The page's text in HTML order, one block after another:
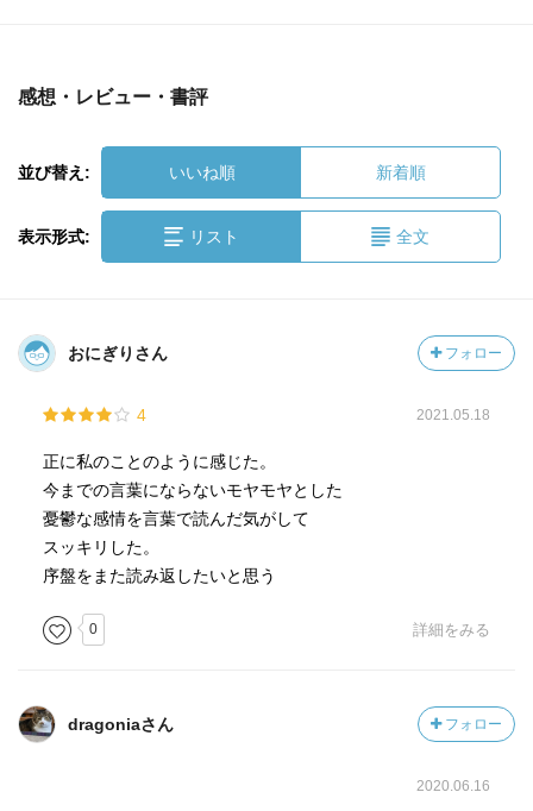
感想・レビュー・書評
並び替え: いいね順 新着順
表示形式: リスト 全文
おにぎりさん フォロー
4 2021.05.18
正に私のことのように感じた。
今までの言葉にならないモヤモヤとした
憂鬱な感情を言葉で読んだ気がして
スッキリした。
序盤をまた読み返したいと思う
0 詳細をみる
dragoniaさん フォロー
2020.06.16